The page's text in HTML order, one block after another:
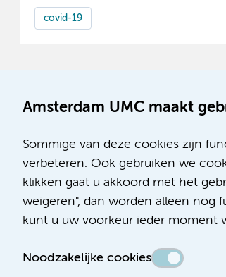
Amsterdam UMC maakt
Sommige van deze cookies zijn
verbeteren. Ook gebruiken we
klikken gaat u akkoord met het
weigeren", dan worden alleen nog
kunt u uw voorkeur ieder moment
Noodzakelijke cookies
covid-19